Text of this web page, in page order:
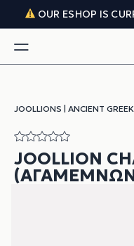
Skip to content
OUR ESHOP IS
JOOLLIONS ANCIENT
JOOLLION